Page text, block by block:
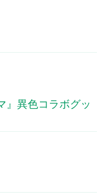
』異色コラボグッ